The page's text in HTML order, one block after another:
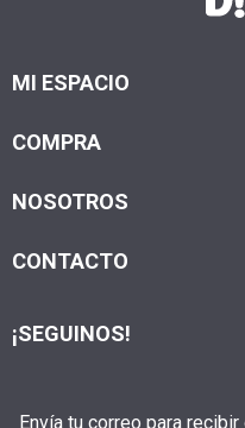
MI ESPACIO
COMPRA
NOSOTROS
CONTACTO
Envía tu correo para
¡SEGUINOS!